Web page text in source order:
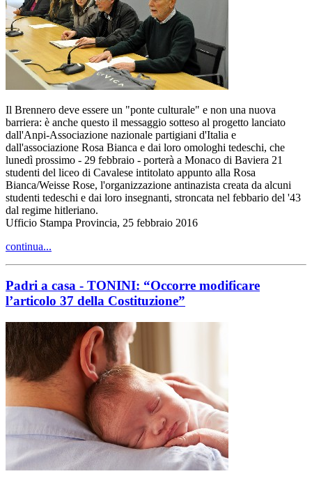
Il Brennero deve essere un "ponte culturale" e non una nuova
barriera: è anche questo il messaggio sotteso al progetto lanciato
dall'Anpi-Associazione nazionale partigiani d'Italia e
dall'associazione Rosa Bianca e dai loro omologhi tedeschi, che
lunedì prossimo - 29 febbraio - porterà a Monaco di Baviera 21
studenti del liceo di Cavalese intitolato appunto alla Rosa
Bianca/Weisse Rose, l'organizzazione antinazista creata da alcuni
studenti tedeschi e dai loro insegnanti, stroncata nel febbario del '43
dal regime hitleriano.
Ufficio Stampa Provincia, 25 febbraio 2016
continua...
Padri a casa - TONINI: “Occorre modificare
l’articolo 37 della Costituzione”